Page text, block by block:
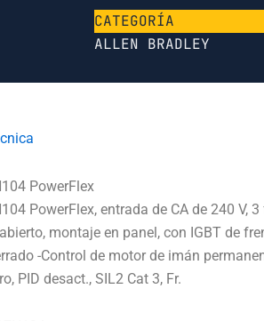
CATEGORÍA
ALLEN BRADLEY
PowerFlex
PowerFlex, entrada de CA de 240 V,
montaje en panel, con IGBT de
-Control de motor de imán
PID desact., SIL2 Cat 3, Fr.